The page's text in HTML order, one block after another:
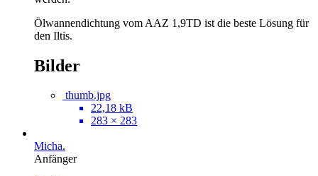
Ölwannendichtung vom AAZ 1,9TD ist die beste Lösung für
den Iltis.
Bilder
thumb.jpg
22,18 kB
283 × 283
Micha.
Anfänger